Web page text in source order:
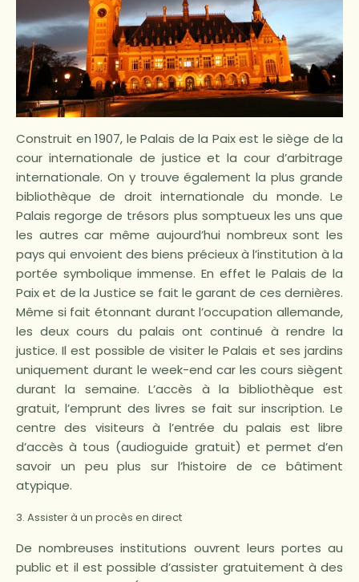
Construit en 1907, le Palais de la Paix est le siège de la
cour internationale de justice et la cour d’arbitrage
internationale. On y trouve également la plus grande
bibliothèque de droit internationale du monde. Le
Palais regorge de trésors plus somptueux les uns que
les autres car même aujourd’hui nombreux sont les
pays qui envoient des biens précieux à l’institution à la
portée symbolique immense. En effet le Palais de la
Paix et de la Justice se fait le garant de ces dernières.
Même si fait étonnant durant l’occupation allemande,
les deux cours du palais ont continué à rendre la
justice. Il est possible de visiter le Palais et ses jardins
uniquement durant le week-end car les cours siègent
durant la semaine. L’accès à la bibliothèque est
gratuit, l’emprunt des livres se fait sur inscription. Le
centre des visiteurs à l’entrée du palais est libre
d’accès à tous (audioguide gratuit) et permet d’en
savoir un peu plus sur l’histoire de ce bâtiment
atypique.
3. Assister à un procès en direct
De nombreuses institutions ouvrent leurs portes au
public et il est possible d’assister gratuitement à des